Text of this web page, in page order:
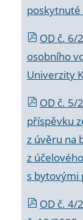
poskytnuté
OD č. 6/
osobního
Univerzity
OD č. 5/
příspěvku
z úvěru na
z
s bytovými
OD č. 4/